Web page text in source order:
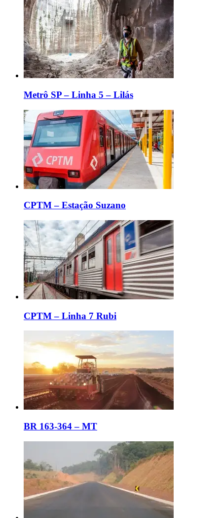
Metrô SP – Linha 5 – Lilás
CPTM – Estação Suzano
CPTM – Linha 7 Rubi
BR 163-364 – MT